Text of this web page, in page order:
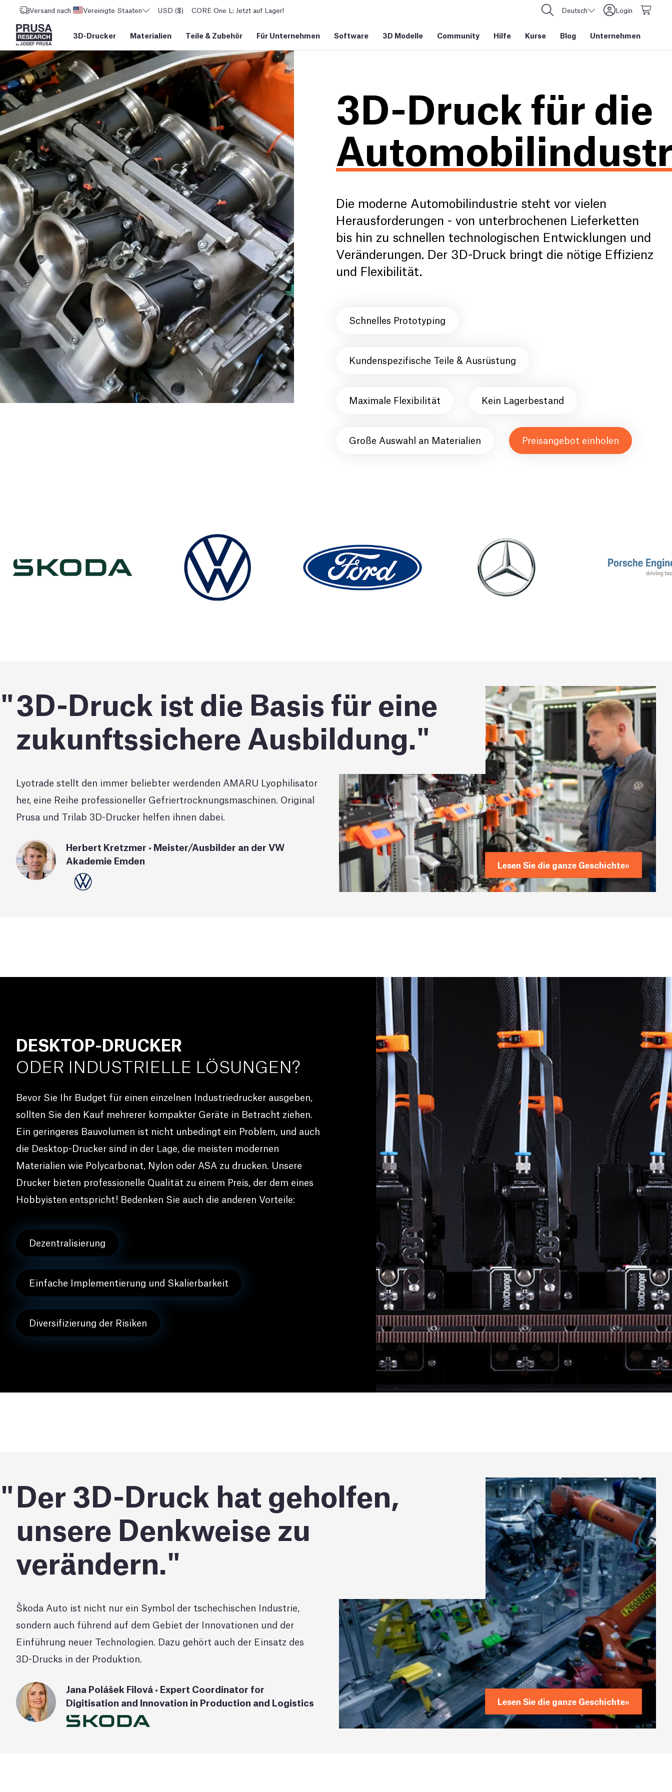
Versand nach Vereinigte Staaten USD ($) CORE One L: Jetzt auf Lager! Deutsch Login
3D-Drucker Materialien Teile & Zubehör Für Unternehmen Software 3D Modelle Community Hilfe Kurse Blog Unternehmen
3D-Druck für die
Die moderne Automobilindustrie steht vor vielen
Herausforderungen - von unterbrochenen Lieferketten
bis hin zu schnellen technologischen Entwicklungen und
Veränderungen. Der 3D-Druck bringt die nötige Effizienz
und Flexibilität.
Schnelles Prototyping
Kundenspezifische Teile & Ausrüstung
Maximale Flexibilität Kein Lagerbestand
Große Auswahl an Materialien Preisangebot einholen
3D-Druck ist die Basis für eine
zukunftssichere Ausbildung.
Lyotrade stellt den immer beliebter werdenden AMARU Lyophilisator
her, eine Reihe professioneller Gefriertrocknungsmaschinen. Original
Prusa und Trilab 3D-Drucker helfen ihnen dabei.
Herbert Kretzmer • Meister/Ausbilder an der VW
Akademie Emden
Lesen Sie die ganze Geschichte»
DESKTOP-DRUCKER
ODER INDUSTRIELLE LÖSUNGEN?
Bevor Sie Ihr Budget für einen einzelnen Industriedrucker ausgeben,
sollten Sie den Kauf mehrerer kompakter Geräte in Betracht ziehen.
Ein geringeres Bauvolumen ist nicht unbedingt ein Problem, und auch
die Desktop-Drucker sind in der Lage, die meisten modernen
Materialien wie Polycarbonat, Nylon oder ASA zu drucken. Unsere
Drucker bieten professionelle Qualität zu einem Preis, der dem eines
Hobbyisten entspricht! Bedenken Sie auch die anderen Vorteile:
Dezentralisierung
Einfache Implementierung und Skalierbarkeit
Diversifizierung der Risiken
Der 3D-Druck hat geholfen,
unsere Denkweise zu
verändern.
Škoda Auto ist nicht nur ein Symbol der tschechischen Industrie,
sondern auch führend auf dem Gebiet der Innovationen und der
Einführung neuer Technologien. Dazu gehört auch der Einsatz des
3D-Drucks in der Produktion.
Jana Polášek Filová • Expert Coordinator for
Digitisation and Innovation in Production and Logistics
Lesen Sie die ganze Geschichte»